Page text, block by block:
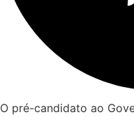
O pré-candidato ao